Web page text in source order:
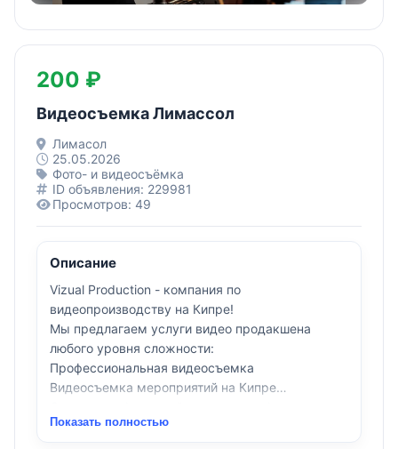
200 ₽
Видеосъемка Лимассол
Лимасол
25.05.2026
Фото- и видеосъёмка
ID объявления: 229981
Просмотров: 49
Описание
Vizual Production - компания по
видеопроизводству на Кипре!
Мы предлагаем услуги видео продакшена
любого уровня сложности:
Профессиональная видеосъемка
Видеосъемка мероприятий на Кипре
событий
Показать полностью